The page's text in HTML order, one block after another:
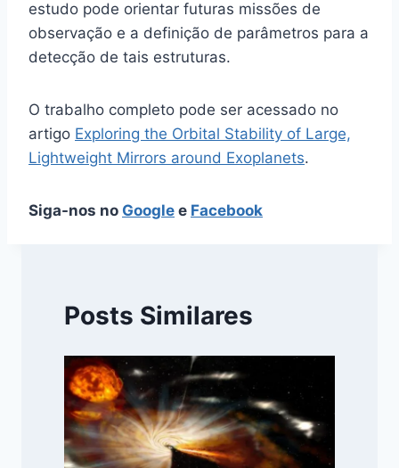
estudo pode orientar futuras missões de
observação e a definição de parâmetros para a
detecção de tais estruturas.
O trabalho completo pode ser acessado no
artigo Exploring the Orbital Stability of Large,
Lightweight Mirrors around Exoplanets.
Siga-nos no Google e Facebook
Posts Similares